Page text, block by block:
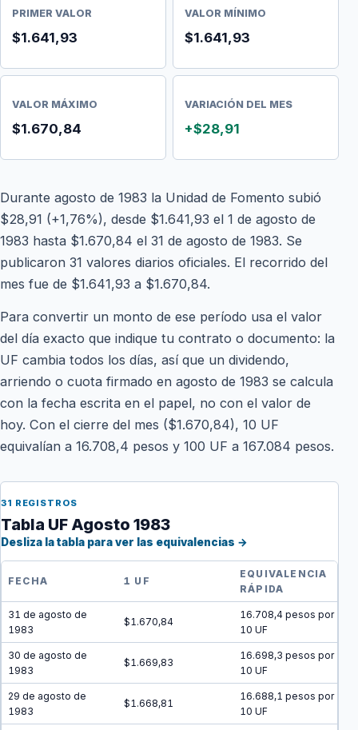
PRIMER VALOR
$1.641,93
VALOR MÍNIMO
$1.641,93
VALOR MÁXIMO
$1.670,84
VARIACIÓN DEL MES
+$28,91
Durante agosto de 1983 la Unidad de Fomento subió
$28,91 (+1,76%), desde $1.641,93 el 1 de agosto de
1983 hasta $1.670,84 el 31 de agosto de 1983. Se
publicaron 31 valores diarios oficiales. El recorrido del
mes fue de $1.641,93 a $1.670,84.
Para convertir un monto de ese período usa el valor
del día exacto que indique tu contrato o documento: la
UF cambia todos los días, así que un dividendo,
arriendo o cuota firmado en agosto de 1983 se calcula
con la fecha escrita en el papel, no con el valor de
hoy. Con el cierre del mes ($1.670,84), 10 UF
equivalían a 16.708,4 pesos y 100 UF a 167.084 pesos.
31 REGISTROS
Tabla UF Agosto 1983
Desliza la tabla para ver las equivalencias →
FECHA 1 UF
EQUIVALENCIA
RÁPIDA
31 de agosto de
1983
$1.670,84
16.708,4 pesos por
10 UF
30 de agosto de
1983
$1.669,83
16.698,3 pesos por
10 UF
29 de agosto de
1983
$1.668,81
16.688,1 pesos por
10 UF